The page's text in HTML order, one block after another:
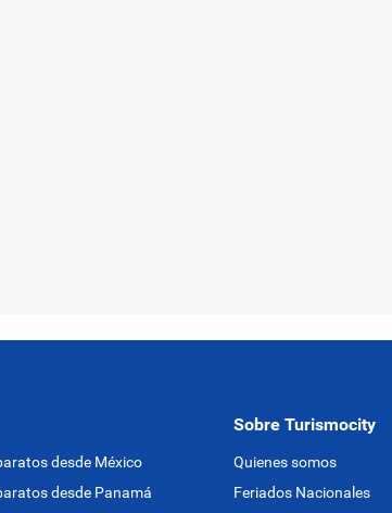
desde México
desde Panamá
Sobre Turismocity
Quienes somos
Feriados Nacionales